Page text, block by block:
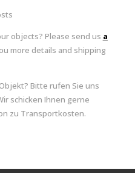
objects? Please send us a
more details and shipping
Bitte rufen Sie uns
schicken Ihnen gerne
zu Transportkosten.